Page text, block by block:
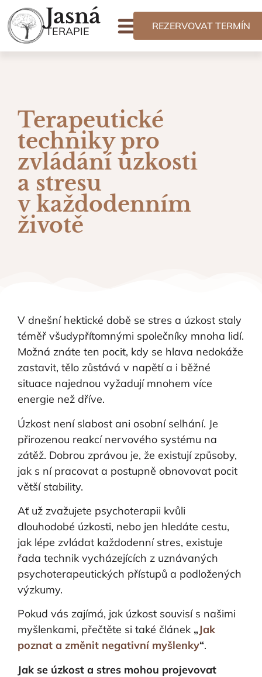
Jasná
TERAPIE REZERVOVAT TERMÍN
Terapeutické
techniky pro
zvládání úzkosti
a stresu
v každodenním
životě
V dnešní hektické době se stres a úzkost staly
téměř všudypřítomnými společníky mnoha lidí.
Možná znáte ten pocit, kdy se hlava nedokáže
zastavit, tělo zůstává v napětí a i běžné
situace najednou vyžadují mnohem více
energie než dříve.
Úzkost není slabost ani osobní selhání. Je
přirozenou reakcí nervového systému na
zátěž. Dobrou zprávou je, že existují způsoby,
jak s ní pracovat a postupně obnovovat pocit
větší stability.
Ať už zvažujete psychoterapii kvůli
dlouhodobé úzkosti, nebo jen hledáte cestu,
jak lépe zvládat každodenní stres, existuje
řada technik vycházejících z uznávaných
psychoterapeutických přístupů a podložených
výzkumy.
Pokud vás zajímá, jak úzkost souvisí s našimi
myšlenkami, přečtěte si také článek „Jak
poznat a změnit negativní myšlenky“.
Jak se úzkost a stres mohou projevovat